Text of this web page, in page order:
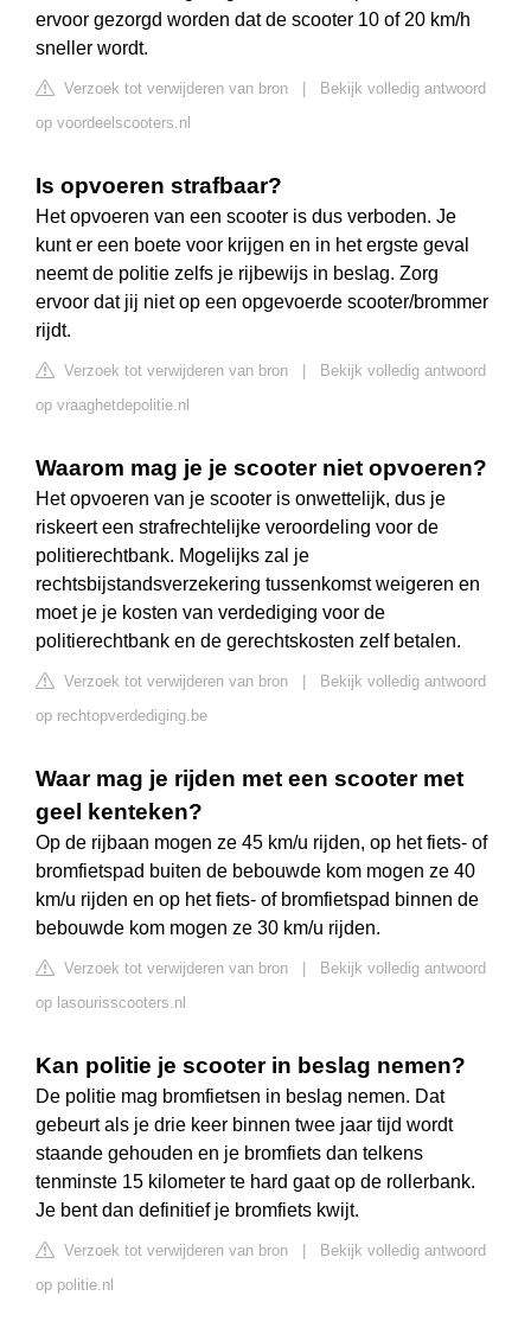
ervoor gezorgd worden dat de scooter 10 of 20 km/h
sneller wordt.
Verzoek tot verwijderen van bron
Bekijk volledig antwoord
op voordeelscooters.nl
Is opvoeren strafbaar?
Het opvoeren van een scooter is dus verboden. Je
kunt er een boete voor krijgen en in het ergste geval
neemt de politie zelfs je rijbewijs in beslag. Zorg
ervoor dat jij niet op een opgevoerde scooter/brommer
rijdt.
Verzoek tot verwijderen van bron
Bekijk volledig antwoord
op vraaghetdepolitie.nl
Waarom mag je je scooter niet opvoeren?
Het opvoeren van je scooter is onwettelijk, dus je
riskeert een strafrechtelijke veroordeling voor de
politierechtbank. Mogelijks zal je
rechtsbijstandsverzekering tussenkomst weigeren en
moet je je kosten van verdediging voor de
politierechtbank en de gerechtskosten zelf betalen.
Verzoek tot verwijderen van bron
Bekijk volledig antwoord
op rechtopverdediging.be
Waar mag je rijden met een scooter met
geel kenteken?
Op de rijbaan mogen ze 45 km/u rijden, op het fiets- of
bromfietspad buiten de bebouwde kom mogen ze 40
km/u rijden en op het fiets- of bromfietspad binnen de
bebouwde kom mogen ze 30 km/u rijden.
Verzoek tot verwijderen van bron
Bekijk volledig antwoord
op lasourisscooters.nl
Kan politie je scooter in beslag nemen?
De politie mag bromfietsen in beslag nemen. Dat
gebeurt als je drie keer binnen twee jaar tijd wordt
staande gehouden en je bromfiets dan telkens
tenminste 15 kilometer te hard gaat op de rollerbank.
Je bent dan definitief je bromfiets kwijt.
Verzoek tot verwijderen van bron
Bekijk volledig antwoord
op politie.nl